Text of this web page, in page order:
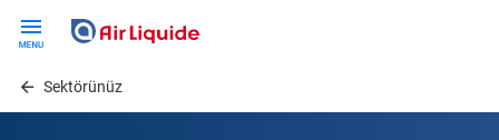
contentSektörünüz